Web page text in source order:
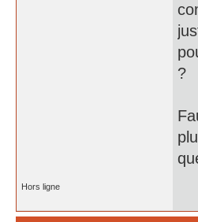
?
Hors ligne